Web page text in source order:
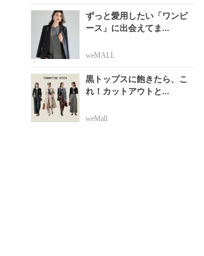
ずっと愛用したい「ワンピ
ース」に出会えてま...
weMALL
黒トップスに飽きたら、こ
れ！カットアウトと...
weMall